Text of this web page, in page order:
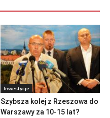
Inwestycje
Szybsza kolej z Rzeszowa do
Warszawy za 10-15 lat?